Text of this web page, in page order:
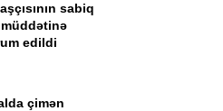
sabiq
edildi
çimən